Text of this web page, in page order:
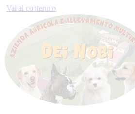
Vai al contenuto